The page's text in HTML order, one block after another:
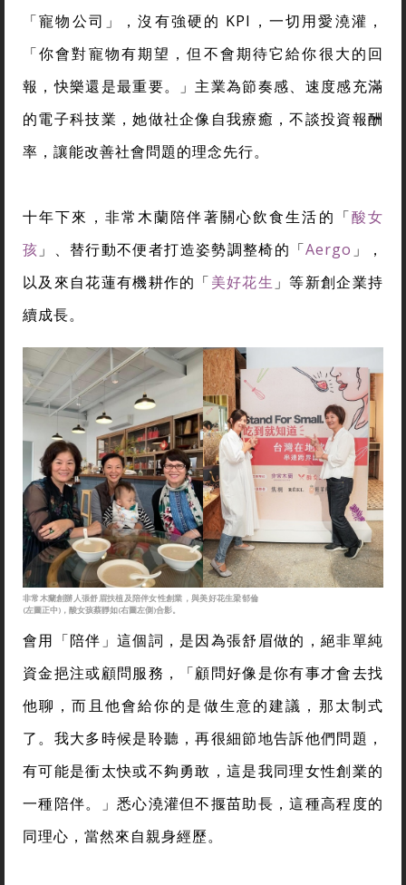
「寵物公司」，沒有強硬的 KPI，一切用愛澆灌，
「你會對寵物有期望，但不會期待它給你很大的回
報，快樂還是最重要。」主業為節奏感、速度感充滿
的電子科技業，她做社企像自我療癒，不談投資報酬
率，讓能改善社會問題的理念先行。
十年下來，非常木蘭陪伴著關心飲食生活的「酸女
孩 」、替行動不便者打造姿勢調整椅的「Aergo 」，
以及來自花蓮有機耕作的「美好花生 」等新創企業持
續成長。
非常木蘭創辦人張舒眉扶植及陪伴女性創業，與美好花生梁郁倫
(左圖正中)，酸女孩蔡靜如(右圖左側)合影。
會用「陪伴」這個詞，是因為張舒眉做的，絕非單純
資金挹注或顧問服務，「顧問好像是你有事才會去找
他聊，而且他會給你的是做生意的建議，那太制式
了。我大多時候是聆聽，再很細節地告訴他們問題，
有可能是衝太快或不夠勇敢，這是我同理女性創業的
一種陪伴。」悉心澆灌但不揠苗助長，這種高程度的
同理心，當然來自親身經歷。